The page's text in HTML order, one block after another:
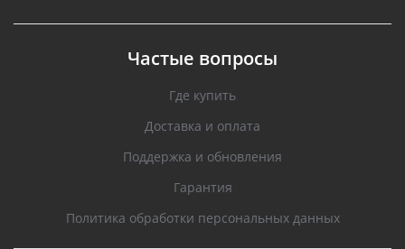
Частые вопросы
Где купить
Доставка и оплата
Поддержка и обновления
Гарантия
Политика обработки персональных данных